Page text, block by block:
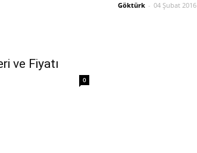
ve Fiyatı
0
Göktürk - 04 Şubat 2016